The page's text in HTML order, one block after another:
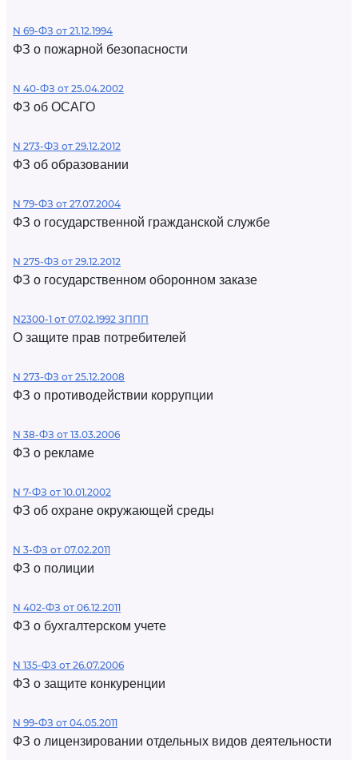
N 69-ФЗ от 21.12.1994
ФЗ о пожарной безопасности
N 40-ФЗ от 25.04.2002
ФЗ об ОСАГО
N 273-ФЗ от 29.12.2012
ФЗ об образовании
N 79-ФЗ от 27.07.2004
ФЗ о государственной гражданской службе
N 275-ФЗ от 29.12.2012
ФЗ о государственном оборонном заказе
N2300-1 от 07.02.1992 ЗППП
О защите прав потребителей
N 273-ФЗ от 25.12.2008
ФЗ о противодействии коррупции
N 38-ФЗ от 13.03.2006
ФЗ о рекламе
N 7-ФЗ от 10.01.2002
ФЗ об охране окружающей среды
N 3-ФЗ от 07.02.2011
ФЗ о полиции
N 402-ФЗ от 06.12.2011
ФЗ о бухгалтерском учете
N 135-ФЗ от 26.07.2006
ФЗ о защите конкуренции
N 99-ФЗ от 04.05.2011
ФЗ о лицензировании отдельных видов деятельности